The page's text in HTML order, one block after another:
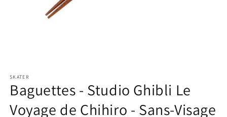
média
1
dans
fenêtre
SKATER
Baguettes - Studio Ghibli Le
Voyage de Chihiro - Sans-Visage